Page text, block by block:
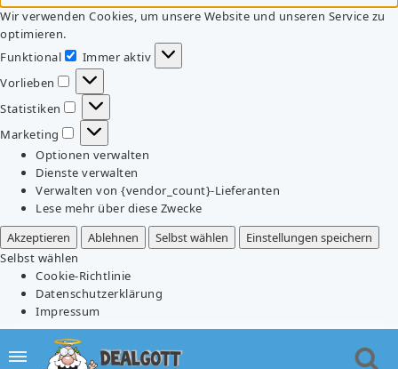
Wir verwenden Cookies, um unsere Website und unseren Service zu
optimieren.
Funktional
Funktional
Immer aktiv
Vorlieben
Vorlieben
Statistiken
Statistiken
Marketing
Marketing
Optionen verwalten
Dienste verwalten
Verwalten von {vendor_count}-Lieferanten
Lese mehr über diese Zwecke
Akzeptieren
Ablehnen Selbst wählen
Einstellungen speichern
Selbst wählen
Cookie-Richtlinie
Datenschutzerklärung
Impressum